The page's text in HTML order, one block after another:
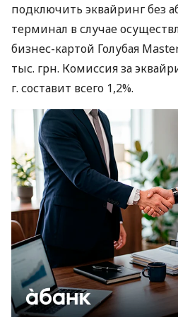
подключить эквайринг без
терминал в случае
бизнес-картой Голубая
тыс. грн. Комиссия за
г. составит всего 1,2%.